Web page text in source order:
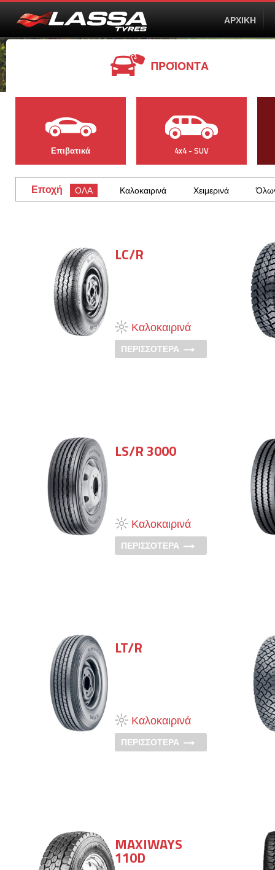
ΑΡΧΙΚΗ
ΠΡΟΪΟΝΤΑ
FIND THE
Choose your vehicle's brand, model, year of
production year and engine type of your vehicle,
Επιβατικά 4x4 - SUV
Εποχή ΟΛΑ Καλοκαιρινά Χειμερινά
LC/R
Καλοκαιρινά
ΠΕΡΙΣΣΟΤΕΡΑ
LS/R 3000
Καλοκαιρινά
ΠΕΡΙΣΣΟΤΕΡΑ
LT/R
Καλοκαιρινά
ΠΕΡΙΣΣΟΤΕΡΑ
MAXIWAYS
110D